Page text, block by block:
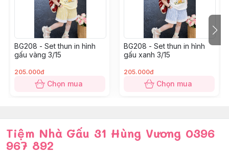
BG208 - Set thun in hình
gấu vàng 3/15
205.000đ
Chọn mua
BG208 - Set thun in hình
gấu xanh 3/15
205.000đ
Chọn mua
Tiệm Nhà Gấu 31 Hùng Vương 0396
967 892